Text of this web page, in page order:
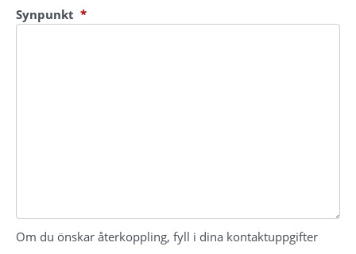
Synpunkt *(obligatorisk)
Om du önskar återkoppling, fyll i dina kontaktuppgifter